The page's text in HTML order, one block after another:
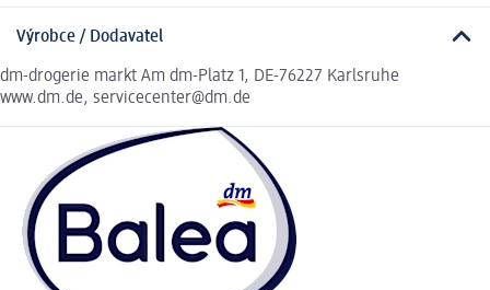
Výrobce / Dodavatel
dm-drogerie markt Am dm-Platz 1, DE-76227 Karlsruhe
www.dm.de, servicecenter@dm.de